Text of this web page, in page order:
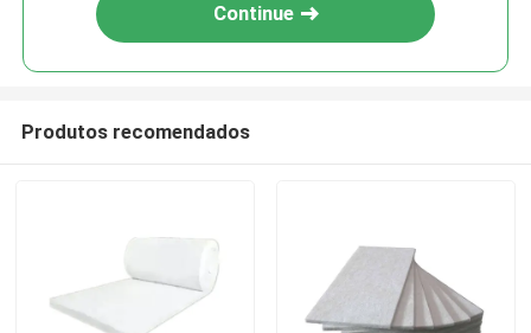
Continue
Produtos recomendados